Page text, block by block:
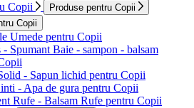
Copii
Produse pentru Copii
Copii
Umede pentru Copii
- Spumant Baie - sampon - balsam
- Sapun lichid pentru Copii
- Apa de gura pentru Copii
Rufe - Balsam Rufe pentru Copii